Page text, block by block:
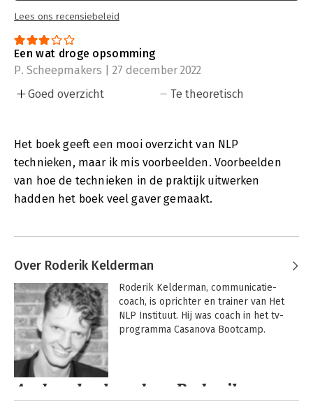
Lees ons recensiebeleid
Een wat droge opsomming
P. Scheepmakers | 27 december 2022
Goed overzicht
Te theoretisch
Het boek geeft een mooi overzicht van NLP
technieken, maar ik mis voorbeelden. Voorbeelden
van hoe de technieken in de praktijk uitwerken
hadden het boek veel gaver gemaakt.
Over Roderik Kelderman
Roderik Kelderman, communicatie-
coach, is oprichter en trainer van Het
NLP Instituut. Hij was coach in het tv-
programma Casanova Bootcamp.
Andere boeken door Roderik
Kelderman